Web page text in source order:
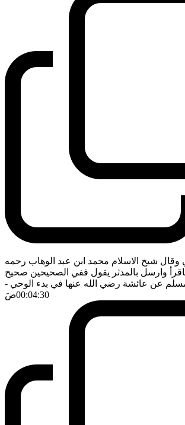
وقال شيخ الاسلام محمد ابن عبد الوهاب رحمه
باقرأ وارسل بالمدثر يقول ففي الصحيحين صحيح
عن عائشة رضي الله عنها في بدء الوحي -
00:04:30ضَ